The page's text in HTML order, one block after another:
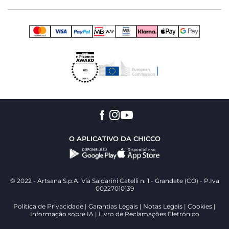
O APLICATIVO DA CHICCO
© 2022 - Artsana S.p.A. Via Saldarini Catelli n. 1 - Grandate (CO) - P.Iva
00227010139
Política de Privacidade Garantias Legais Notas Legais
Cookies
Informação sobre IA
Livro de Reclamações Eletrónico